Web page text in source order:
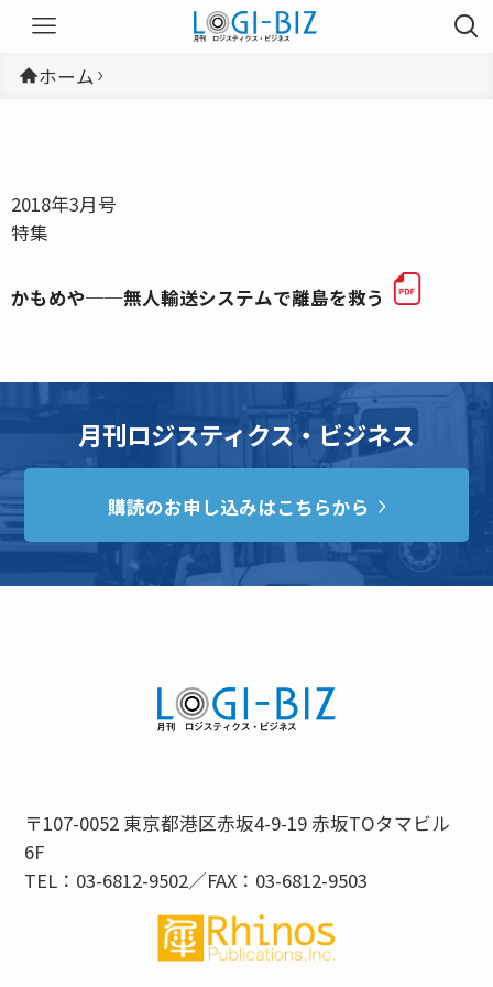
ホーム
2018年3月号
特集
かもめや──無人輸送システムで離島を救う
月刊ロジスティクス・ビジネス
購読のお申し込みはこちらから
〒107-0052 東京都港区赤坂4-9-19 赤坂TOタマビル
6F
TEL：03-6812-9502／FAX：03-6812-9503